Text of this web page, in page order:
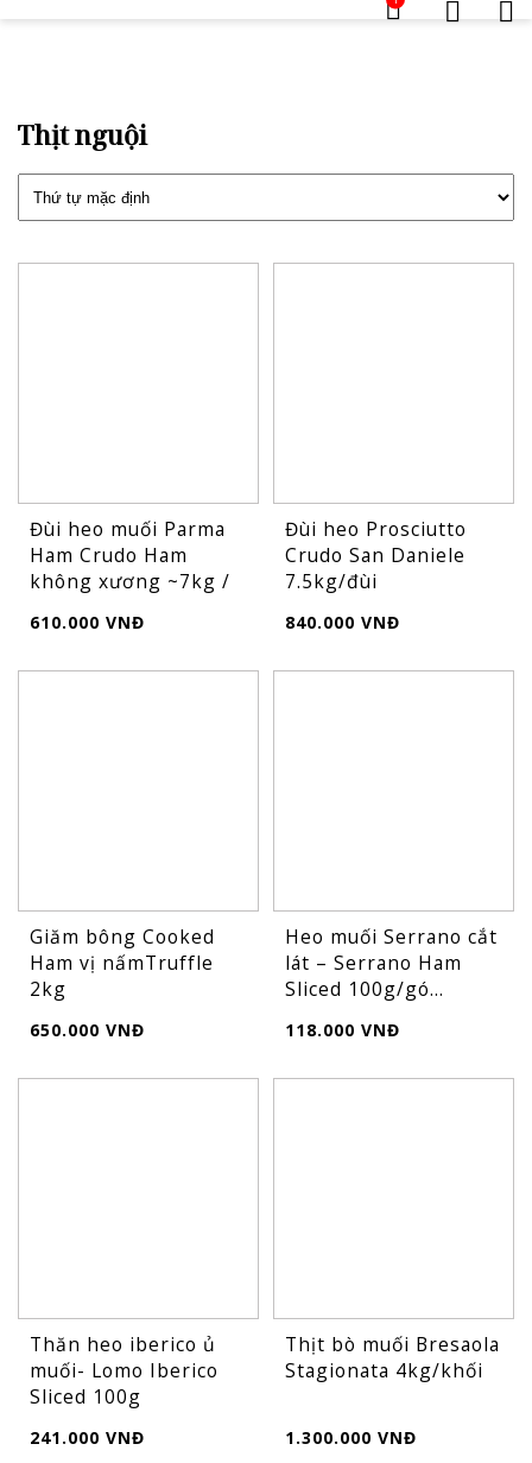
Thịt nguội
Đùi heo muối Parma
Ham Crudo Ham
không xương ~7kg /
610.000 VNĐ
Đùi heo Prosciutto
Crudo San Daniele
7.5kg/đùi
840.000 VNĐ
Giăm bông Cooked
Ham vị nấmTruffle
2kg
650.000 VNĐ
Heo muối Serrano cắt
lát – Serrano Ham
Sliced 100g/gó...
118.000 VNĐ
Thăn heo iberico ủ
muối- Lomo Iberico
Sliced 100g
241.000 VNĐ
Thịt bò muối Bresaola
Stagionata 4kg/khối
1.300.000 VNĐ